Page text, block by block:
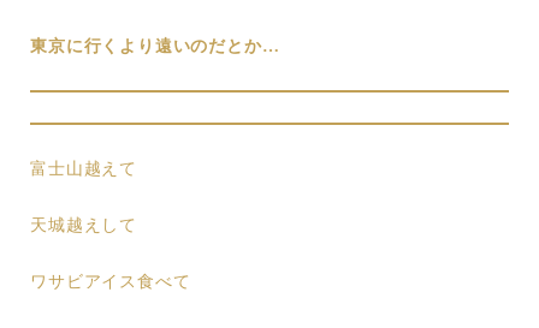
東京に行くより遠いのだとか…
富士山越えて
天城越えして
ワサビアイス食べて